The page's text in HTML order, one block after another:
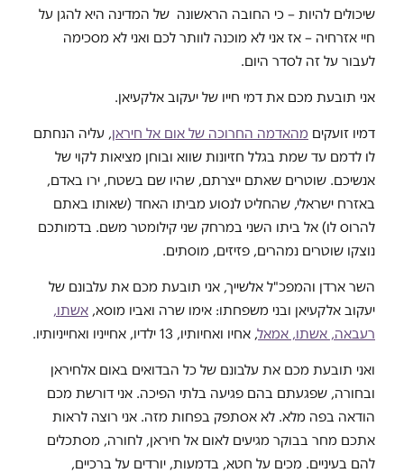
שיכולים להיות – כי החובה הראשונה של המדינה היא להגן על
חיי אזרחיה – אז אני לא מוכנה לוותר לכם ואני לא מסכימה
לעבור על זה לסדר היום.
אני תובעת מכם את דמי חייו של יעקוב אלקעיאן.
דמיו זועקים מהאדמה החרוכה של אום אל חיראן, עליה הנחתם
לו לדמם עד שמת בגלל חזיונות שווא ובוחן מציאות לקוי של
אנשיכם. שוטרים שאתם ייצרתם, שהיו שם בשטח, ירו באדם,
באזרח ישראלי, שהחליט לנסוע מביתו האחד (שאותו באתם
להרוס לו) אל ביתו השני במרחק שני קילומטר משם. בדמותכם
נוצקו שוטרים נמהרים, פזיזים, מוסתים.
השר ארדן והמפכ"ל אלשייך, אני תובעת מכם את עלבונם של
יעקוב אלקעיאן ובני משפחתו: אימו שרה ואביו מוסא, אשתו,
רעבאה, אשתו, אמאל, אחיו ואחיותיו, 13 ילדיו, אחייניו ואחייניותיו.
ואני תובעת מכם את עלבונם של כל הבדואים באום אלחיראן
ובחורה, שפגעתם בהם פגיעה בלתי הפיכה. אני דורשת מכם
הודאה בפה מלא. לא אסתפק בפחות מזה. אני רוצה לראות
אתכם מחר בבוקר מגיעים לאום אל חיראן, לחורה, מסתכלים
להם בעיניים. מכים על חטא, בדמעות, יורדים על ברכיים,